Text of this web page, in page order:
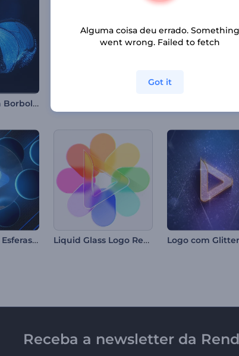
Introdução da Borboleta Brilhante
Abertura com Esferas de Neon Liquid Glass Logo Reveal
Receba a newsletter da
Alguma coisa deu errado. Something
went wrong. Failed to fetch
Got it